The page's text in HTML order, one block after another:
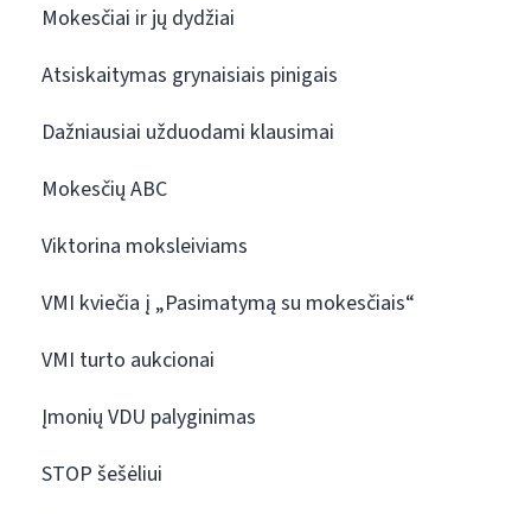
Mokesčiai ir jų dydžiai
Atsiskaitymas grynaisiais pinigais
Dažniausiai užduodami klausimai
Mokesčių ABC
Viktorina moksleiviams
VMI kviečia į „Pasimatymą su mokesčiais“
VMI turto aukcionai
Įmonių VDU palyginimas
STOP šešėliui